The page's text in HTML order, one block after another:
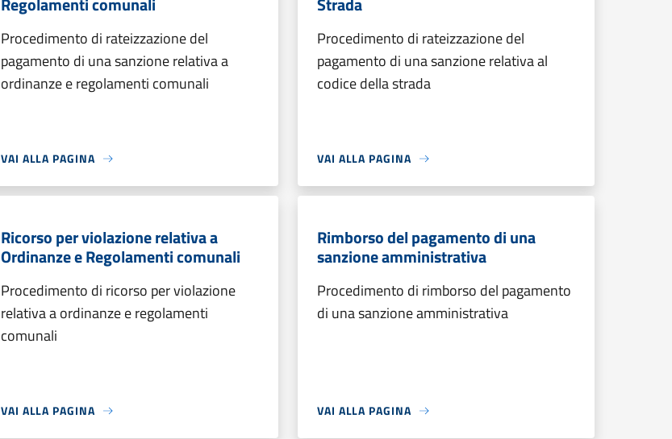
Procedimento di rateizzazione del
pagamento di una sanzione relativa a
ordinanze e regolamenti comunali
VAI ALLA PAGINA
Procedimento di rateizzazione del
pagamento di una sanzione relativa al
codice della strada
VAI ALLA PAGINA
Ricorso per violazione relativa a
Ordinanze e Regolamenti comunali
Procedimento di ricorso per violazione
relativa a ordinanze e regolamenti
comunali
VAI ALLA PAGINA
Rimborso del pagamento di una
sanzione amministrativa
Procedimento di rimborso del pagamento
di una sanzione amministrativa
VAI ALLA PAGINA